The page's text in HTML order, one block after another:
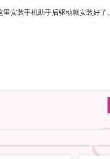
安装手机助手后驱动就安装好了。